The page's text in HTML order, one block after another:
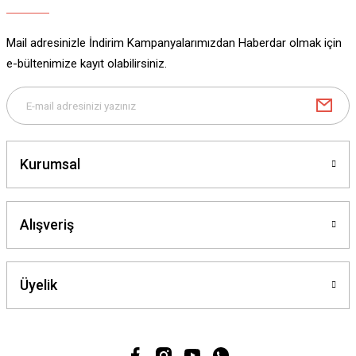
Mail adresinizle İndirim Kampanyalarımızdan Haberdar olmak için
e-bültenimize kayıt olabilirsiniz.
Kurumsal
Alışveriş
Üyelik